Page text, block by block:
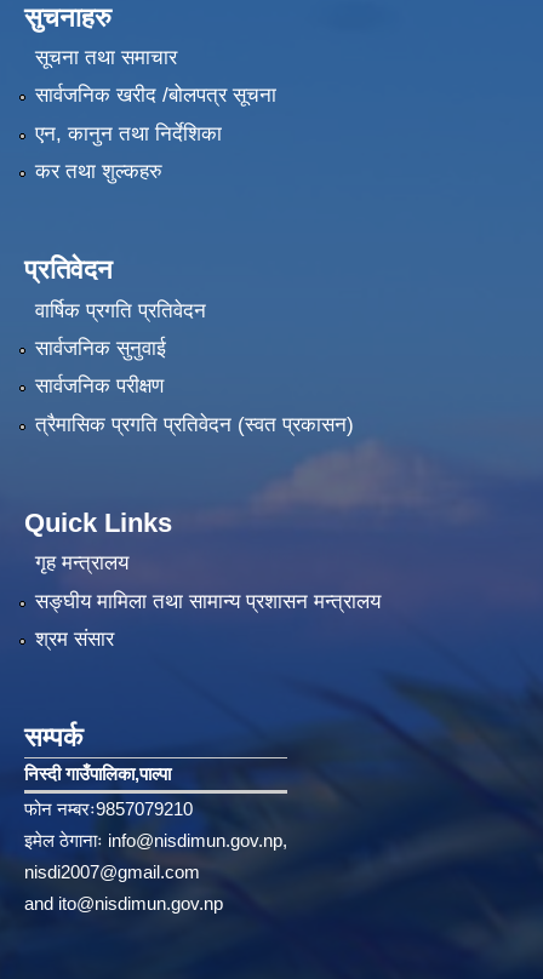
सुचनाहरु
सूचना तथा समाचार
सार्वजनिक खरीद /बोलपत्र सूचना
एन, कानुन तथा निर्देशिका
कर तथा शुल्कहरु
प्रतिवेदन
वार्षिक प्रगति प्रतिवेदन
सार्वजनिक सुनुवाई
सार्वजनिक परीक्षण
त्रैमासिक प्रगति प्रतिवेदन (स्वत प्रकासन)
Quick Links
गृह मन्त्रालय
सङ्‍घीय मामिला तथा सामान्य प्रशासन मन्त्रालय
श्रम संसार
सम्पर्क
निस्दी गाउँपालिका‚पाल्पा
फोन नम्बरः9857079210
इमेल ठेगानाः info@nisdimun.gov.np,
nisdi2007@gmail.com
and ito@nisdimun.gov.np